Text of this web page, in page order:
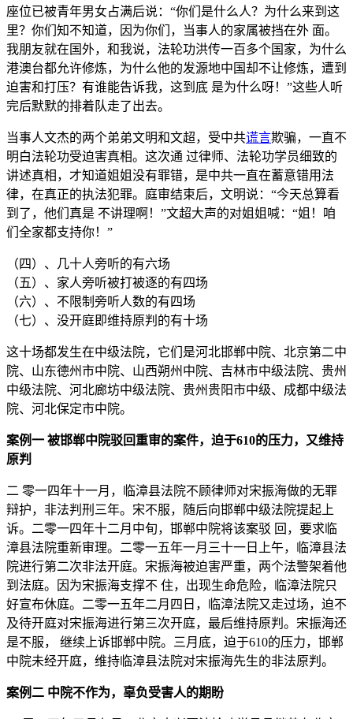
座位已被青年男女占满后说：“你们是什么人？为什么来到这
里？你们知不知道，因为你们，当事人的家属被挡在外 面。
我朋友就在国外，和我说，法轮功洪传一百多个国家，为什么
港澳台都允许修炼，为什么他的发源地中国却不让修炼，遭到
迫害和打压？有谁能告诉我，这到底 是为什么呀！”这些人听
完后默默的排着队走了出去。
当事人文杰的两个弟弟文明和文超，受中共谎言欺骗，一直不
明白法轮功受迫害真相。这次通 过律师、法轮功学员细致的
讲述真相，才知道姐姐没有罪错，是中共一直在蓄意错用法
律，在真正的执法犯罪。庭审结束后，文明说：“今天总算看
到了，他们真是 不讲理啊！”文超大声的对姐姐喊：“姐！咱
们全家都支持你！”
（四）、几十人旁听的有六场
（五）、家人旁听被打被逐的有四场
（六）、不限制旁听人数的有四场
（七）、没开庭即维持原判的有十场
这十场都发生在中级法院，它们是河北邯郸中院、北京第二中
院、山东德州市中院、山西朔州中院、吉林市中级法院、贵州
中级法院、河北廊坊中级法院、贵州贵阳市中级、成都中级法
院、河北保定市中院。
案例一 被邯郸中院驳回重审的案件，迫于610的压力，又维持
原判
二 零一四年十一月，临漳县法院不顾律师对宋振海做的无罪
辩护，非法判刑三年。宋不服，随后向邯郸中级法院提起上
诉。二零一四年十二月中旬，邯郸中院将该案驳 回，要求临
漳县法院重新审理。二零一五年一月三十一日上午，临漳县法
院进行第二次非法开庭。宋振海被迫害严重，两个法警架着他
到法庭。因为宋振海支撑不 住，出现生命危险，临漳法院只
好宣布休庭。二零一五年二月四日，临漳法院又走过场，迫不
及待开庭对宋振海进行第三次开庭，最后维持原判。宋振海还
是不服， 继续上诉邯郸中院。三月底，迫于610的压力，邯郸
中院未经开庭，维持临漳县法院对宋振海先生的非法原判。
案例二 中院不作为，辜负受害人的期盼